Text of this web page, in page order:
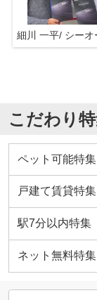
こだわり
ペット可能特集
戸建て賃貸特集
駅7分以内特集
ネット無料特集